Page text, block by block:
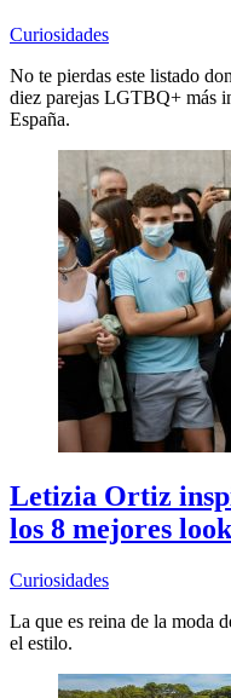
Curiosidades
No te pierdas este listado
diez parejas LGTBQ+ más
España.
Letizia Ortiz
los 8 mejores
Curiosidades
La que es reina de la moda
el estilo.